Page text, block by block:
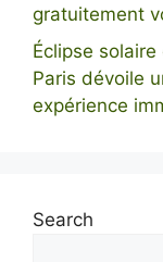
gratuitement
Éclipse solaire
Paris dévoile
expérience
Search